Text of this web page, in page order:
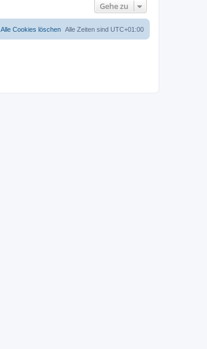
Gehe zu
Alle Zeiten sind UTC+01:00
Alle Cookies löschen